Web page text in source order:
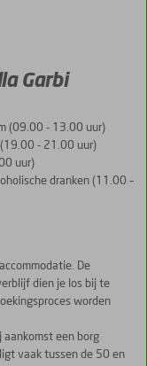
Garbi
(09.00 - 13.00 uur)
- 21.00 uur)
uur)
dranken (11.00 –
De
dien je los bij te
worden
aankomst een borg
vaak tussen de 50 en